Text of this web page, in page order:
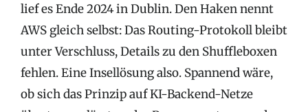
lief es Ende 2024 in Dublin. Den Haken nennt
AWS gleich selbst: Das Routing-Protokoll bleibt
unter Verschluss, Details zu den Shuffleboxen
fehlen. Eine Insellösung also. Spannend wäre,
ob sich das Prinzip auf KI-Backend-Netze